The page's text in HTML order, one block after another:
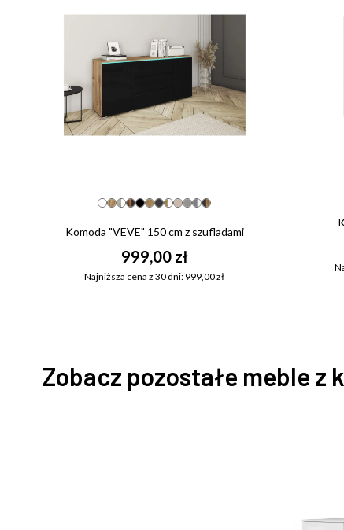
Komoda "VEVE" 150 cm z szufladami
999,00 zł
Najniższa cena z 30 dni: 999,00 zł
Zobacz pozostałe meble z